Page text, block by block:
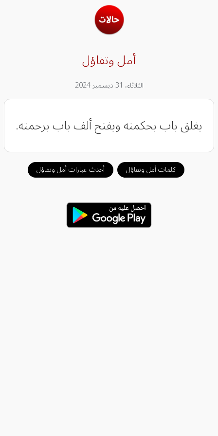
أمل وتفاؤل
الثلاثاء، 31 ديسمبر 2024
يغلق باب بحكمته ويفتح ألف باب برحمته.
كلمات أمل وتفاؤل أحدث عبارات أمل وتفاؤل